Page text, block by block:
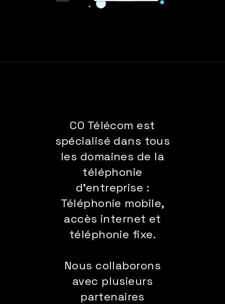
CO Télécom est
spécialisé dans tous
les domaines de la
téléphonie
d'entreprise :
Téléphonie mobile,
accès internet et
téléphonie fixe.
Nous collaborons
avec plusieurs
partenaires